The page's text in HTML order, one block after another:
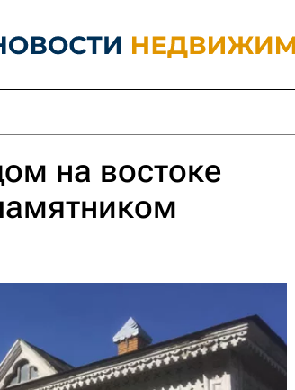
на востоке